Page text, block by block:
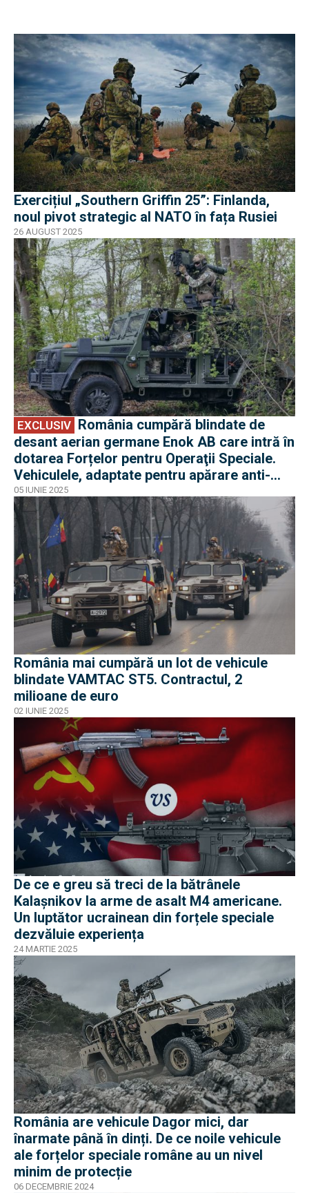
Exercițiul „Southern Griffin 25”: Finlanda,
noul pivot strategic al NATO în fața Rusiei
26 AUGUST 2025
EXCLUSIV
EXCLUSIV
desant aerian germane Enok AB care intră în
dotarea Forțelor pentru Operaţii Speciale.
Vehiculele, adaptate pentru apărare anti-
tanc
05 IUNIE 2025
România mai cumpără un lot de vehicule
blindate VAMTAC ST5. Contractul, 2
milioane de euro
02 IUNIE 2025
De ce e greu să treci de la bătrânele
Kalașnikov la arme de asalt M4 americane.
Un luptător ucrainean din forțele speciale
dezvăluie experiența
24 MARTIE 2025
România are vehicule Dagor mici, dar
înarmate până în dinți. De ce noile vehicule
ale forțelor speciale române au un nivel
minim de protecție
06 DECEMBRIE 2024